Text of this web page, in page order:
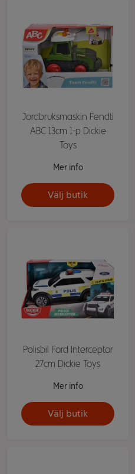
Jordbruksmaskin Fendti
ABC 13cm 1-p Dickie
Toys
Mer info
Välj butik
Polisbil Ford Interceptor
27cm Dickie Toys
Mer info
Välj butik